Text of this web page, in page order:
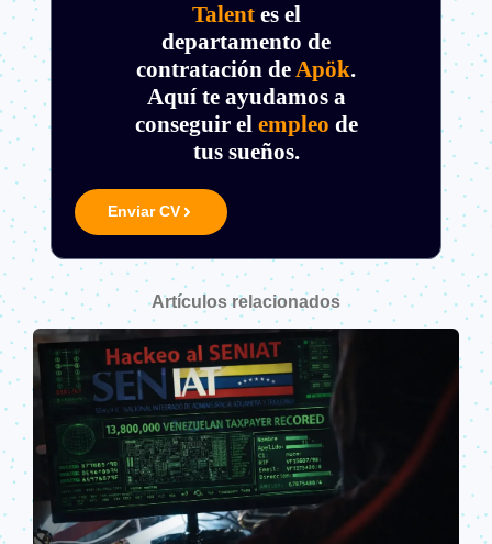
Talentes el
departamento de
contratación deApök.
Aquí te ayudamos a
conseguir el empleo de
tus sueños.
Enviar CV
Artículos relacionados